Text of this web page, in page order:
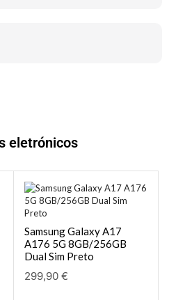
eletrónicos
Samsung Galaxy A17
A176 5G 8GB/256GB
Dual Sim Preto
299,90 €